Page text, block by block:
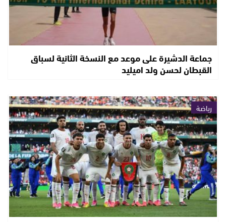
جماعة الدشيرة على موعد مع النسخة الثانية لسباق
القبطان لحسن ولد اميليد
رياضة